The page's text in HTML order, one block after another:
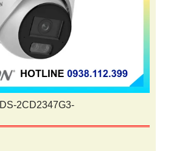
2CD2347G3-